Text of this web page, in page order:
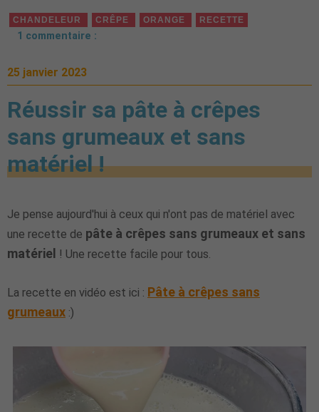
CHANDELEUR CRÊPE ORANGE RECETTE
1 commentaire :
25 janvier 2023
Réussir sa pâte à crêpes
sans grumeaux et sans
matériel !
Je pense aujourd'hui à ceux qui n'ont pas de matériel avec
une recette de pâte à crêpes sans grumeaux et sans
matériel ! Une recette facile pour tous.
La recette en vidéo est ici : Pâte à crêpes sans
grumeaux :)